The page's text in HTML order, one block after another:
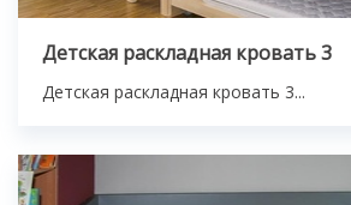
Детская раскладная кровать 3
Детская раскладная кровать 3...